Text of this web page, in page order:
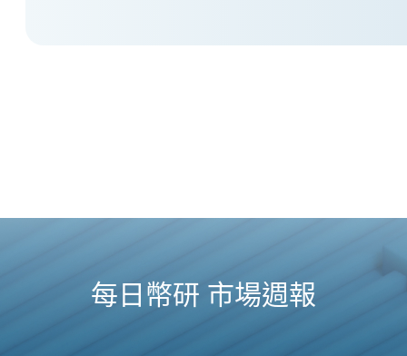
每日幣研 市場週報